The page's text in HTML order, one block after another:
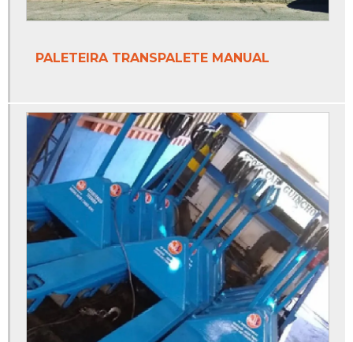
PALETEIRA TRANSPALETE MANUAL